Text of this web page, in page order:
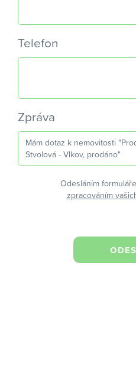
Telefon
Zpráva
Odesláním
zpracováním